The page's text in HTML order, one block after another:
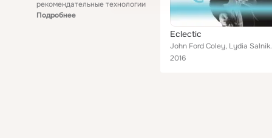
рекомендательные технологии
Подробнее
Eclectic
John Ford Coley, Lydia Salnikova,
2016